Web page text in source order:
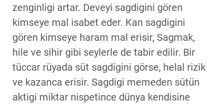
zenginligi artar. Deveyi sagdigini gören
kimseye mal isabet eder. Kan sagdigini
gören kimseye haram mal erisir, Sagmak,
hile ve sihir gibi seylerle de tabir edilir. Bir
tüccar rüyada süt sagdigini görse, helal rizik
ve kazanca erisir. Sagdigi memeden sütün
aktigi miktar nispetince dünya kendisine